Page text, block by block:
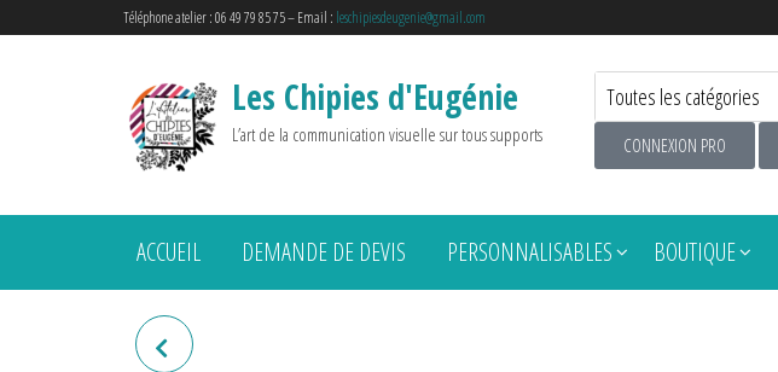
Téléphone atelier : 06 49 79 85 75 – Email : leschipiesdeugenie@gmail.com
Les Chipies d'Eugénie
L’art de la communication visuelle sur tous supports CONNEXION PRO
ACCUEIL DEMANDE DE DEVIS PERSONNALISABLES BOUTIQUE
SWEAT HOMME "LE PETIT